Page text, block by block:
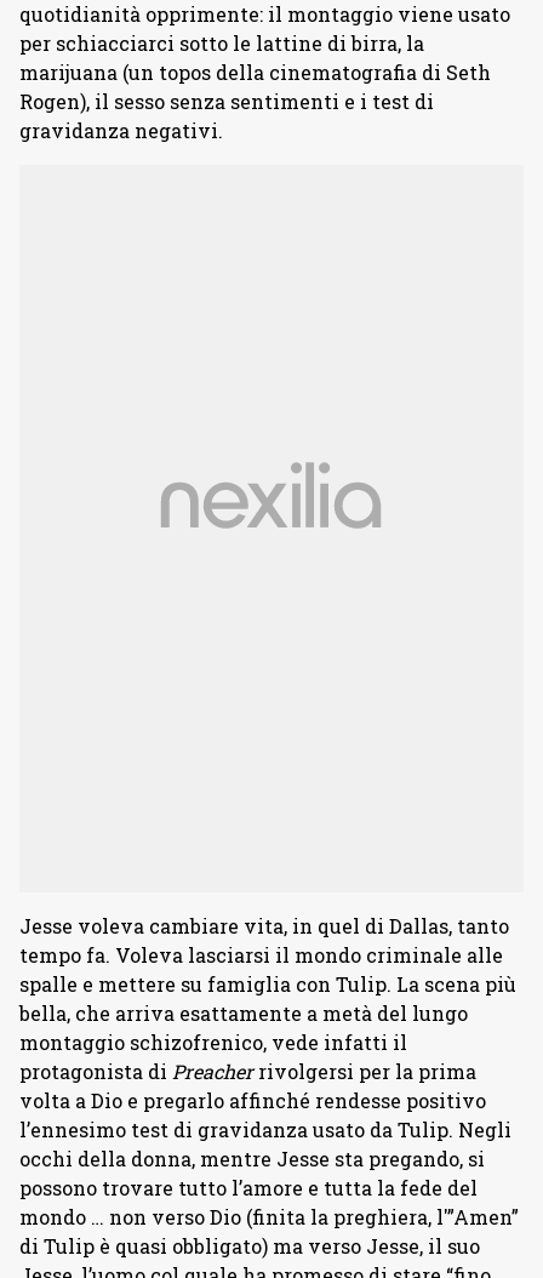
quotidianità opprimente: il montaggio viene usato
per schiacciarci sotto le lattine di birra, la
marijuana (un topos della cinematografia di Seth
Rogen), il sesso senza sentimenti e i test di
gravidanza negativi.
Jesse voleva cambiare vita, in quel di Dallas, tanto
tempo fa. Voleva lasciarsi il mondo criminale alle
spalle e mettere su famiglia con Tulip. La scena più
bella, che arriva esattamente a metà del lungo
montaggio schizofrenico, vede infatti il
protagonista di Preacherrivolgersi per la prima
volta a Dio e pregarlo affinché rendesse positivo
l’ennesimo test di gravidanza usato da Tulip. Negli
occhi della donna, mentre Jesse sta pregando, si
possono trovare tutto l’amore e tutta la fede del
mondo … non verso Dio (finita la preghiera, l'”Amen”
di Tulip è quasi obbligato) ma verso Jesse, il suo